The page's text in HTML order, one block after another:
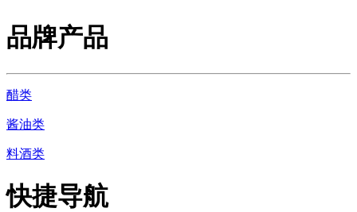
品牌产品
醋类
酱油类
料酒类
快捷导航